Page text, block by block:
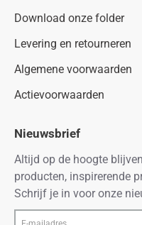
Download onze folder
Levering en retourneren
Algemene voorwaarden
Actievoorwaarden
Nieuwsbrief
Altijd op de hoogte
producten, inspirerende
Schrijf je in voor onze